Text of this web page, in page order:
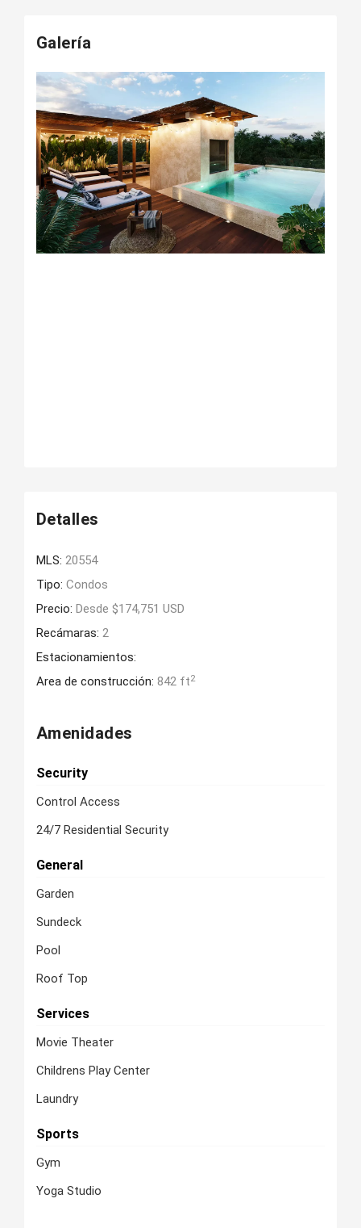
Galería
Detalles
MLS: 20554
Tipo: Condos
Precio: Desde $174,751 USD
Recámaras: 2
Estacionamientos:
Area de construcción: 842 ft2
Amenidades
Security
Control Access
24/7 Residential Security
General
Garden
Sundeck
Pool
Roof Top
Services
Movie Theater
Childrens Play Center
Laundry
Sports
Gym
Yoga Studio